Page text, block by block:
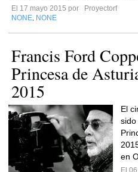
El 17 mayo 2015 por
Proyectorf
NONE NONE
Francis Ford
Princesa de
2015
El
en
El